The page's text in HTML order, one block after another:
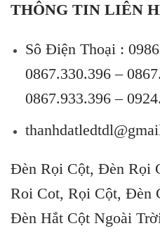
THÔNG TIN LIÊN
Sô Điện Thoại :
0867.330.396 –
0867.933.396 –
Đèn Rọi Cột, Đèn Rọi
Roi Cot, Rọi Cột, Đèn
Đèn Hắt Cột Ngoài